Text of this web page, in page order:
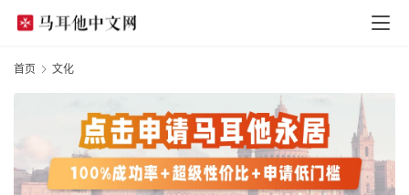
首页 文化